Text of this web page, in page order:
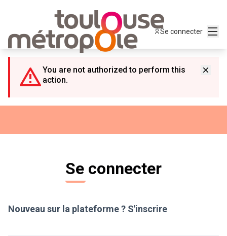
Se connecter
You are not authorized to perform this
action.
Se connecter
Nouveau sur la plateforme ? S'inscrire